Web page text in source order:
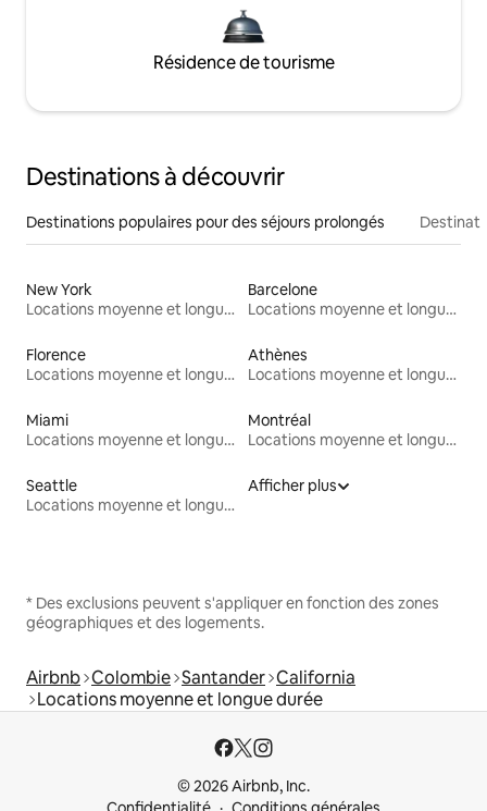
Résidence de tourisme
Destinations à découvrir
Destinations populaires pour des séjours prolongés
New York
Locations moyenne et longue durée
Barcelone
Locations moyenne et longue durée
Florence
Locations moyenne et longue durée
Athènes
Locations moyenne et longue durée
Miami
Locations moyenne et longue durée
Montréal
Locations moyenne et longue durée
Seattle
Locations moyenne et longue durée
Afficher plus
* Des exclusions peuvent s'appliquer en fonction des zones
géographiques et des logements.
Airbnb Colombie Santander California
Locations moyenne et longue durée
© 2026 Airbnb, Inc.